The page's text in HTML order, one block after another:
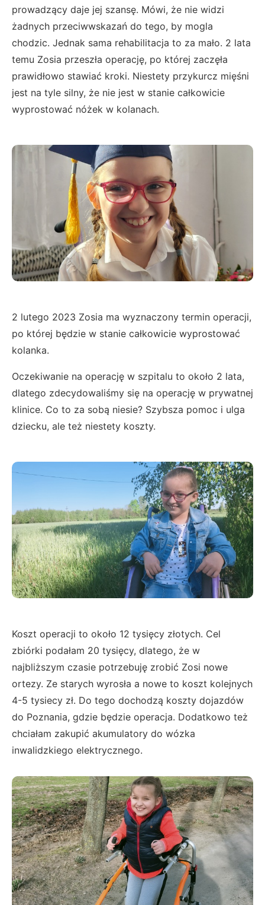
prowadzący daje jej szansę. Mówi, że nie widzi
żadnych przeciwwskazań do tego, by mogla
chodzic. Jednak sama rehabilitacja to za mało. 2 lata
temu Zosia przeszła operację, po której zaczęła
prawidłowo stawiać kroki. Niestety przykurcz mięśni
jest na tyle silny, że nie jest w stanie całkowicie
wyprostować nóżek w kolanach.
2 lutego 2023 Zosia ma wyznaczony termin operacji,
po której będzie w stanie całkowicie wyprostować
kolanka.
Oczekiwanie na operację w szpitalu to około 2 lata,
dlatego zdecydowaliśmy się na operację w prywatnej
klinice. Co to za sobą niesie? Szybsza pomoc i ulga
dziecku, ale też niestety koszty.
Koszt operacji to około 12 tysięcy złotych. Cel
zbiórki podałam 20 tysięcy, dlatego, że w
najbliższym czasie potrzebuję zrobić Zosi nowe
ortezy. Ze starych wyrosła a nowe to koszt kolejnych
4-5 tysiecy zł. Do tego dochodzą koszty dojazdów
do Poznania, gdzie będzie operacja. Dodatkowo też
chciałam zakupić akumulatory do wózka
inwalidzkiego elektrycznego.